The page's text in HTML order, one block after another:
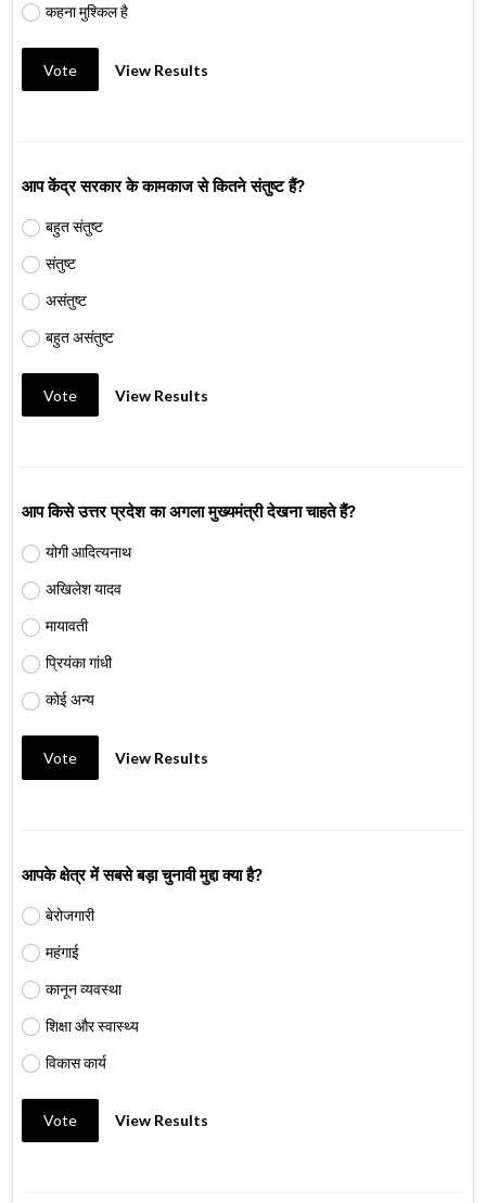
कहना मुश्किल है
Vote View Results
आप केंद्र सरकार के कामकाज से कितने संतुष्ट हैं?
बहुत संतुष्ट
संतुष्ट
असंतुष्ट
बहुत असंतुष्ट
Vote View Results
आप किसे उत्तर प्रदेश का अगला मुख्यमंत्री देखना चाहते हैं?
योगी आदित्यनाथ
अखिलेश यादव
मायावती
प्रियंका गांधी
कोई अन्य
Vote View Results
आपके क्षेत्र में सबसे बड़ा चुनावी मुद्दा क्या है?
बेरोजगारी
महंगाई
कानून व्यवस्था
शिक्षा और स्वास्थ्य
विकास कार्य
Vote View Results